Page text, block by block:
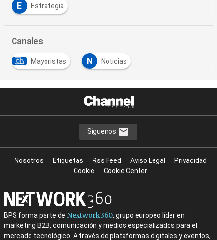
E Estrategia
Canales
Mayoristas N Noticias
Síguenos
Nosotros Etiquetas Rss Feed Aviso Legal
Privacidad
Cookie
Cookie Center
BPS forma parte de Nextwork360, grupo europeo líder en
marketing B2B, comunicación y medios especializados para el
mercado tecnológico. A través de plataformas digitales y eventos,